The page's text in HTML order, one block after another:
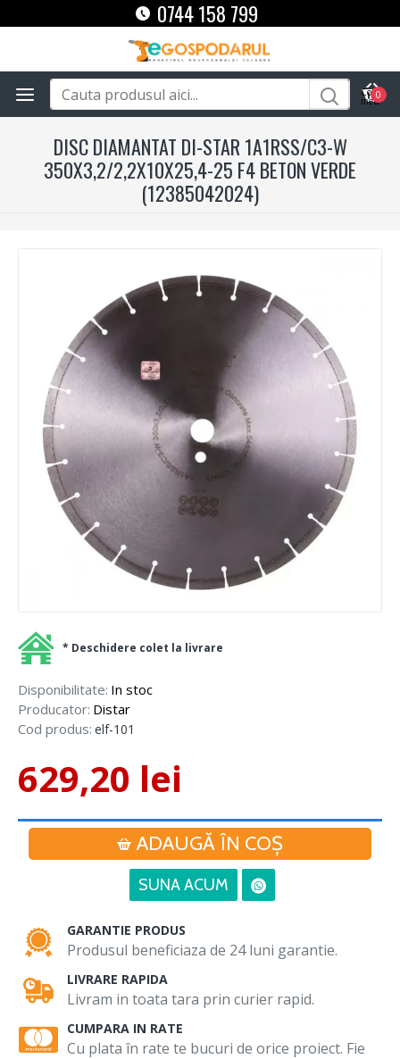
0744 158 799
0
DISC DIAMANTAT DI-STAR 1A1RSS/C3-W
350X3,2/2,2X10X25,4-25 F4 BETON VERDE
(12385042024)
Disponibilitate: In stoc
Producator: Distar
Cod produs: elf-101
629,20 lei
ADAUGĂ ÎN COŞ
SUNA ACUM
* Deschidere colet la livrare
GARANTIE PRODUS
Produsul beneficiaza de 24 luni garantie.
LIVRARE RAPIDA
Livram in toata tara prin curier rapid.
CUMPARA IN RATE
Cu plata în rate te bucuri de orice proiect. Fie